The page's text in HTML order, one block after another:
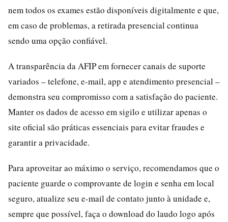
nem todos os exames estão disponíveis digitalmente e que,
em caso de problemas, a retirada presencial continua
sendo uma opção confiável.
A transparência da AFIP em fornecer canais de suporte
variados – telefone, e-mail, app e atendimento presencial –
demonstra seu compromisso com a satisfação do paciente.
Manter os dados de acesso em sigilo e utilizar apenas o
site oficial são práticas essenciais para evitar fraudes e
garantir a privacidade.
Para aproveitar ao máximo o serviço, recomendamos que o
paciente guarde o comprovante de login e senha em local
seguro, atualize seu e-mail de contato junto à unidade e,
sempre que possível, faça o download do laudo logo após